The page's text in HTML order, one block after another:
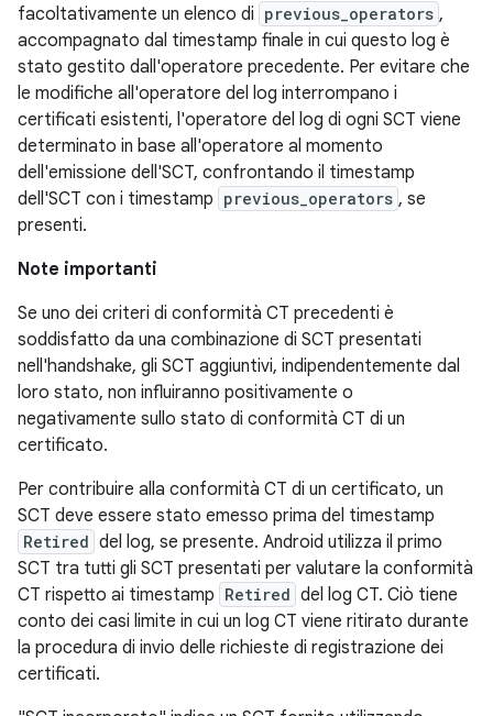
facoltativamente un elenco di previous_operators ,
accompagnato dal timestamp finale in cui questo log è
stato gestito dall'operatore precedente. Per evitare che
le modifiche all'operatore del log interrompano i
certificati esistenti, l'operatore del log di ogni SCT viene
determinato in base all'operatore al momento
dell'emissione dell'SCT, confrontando il timestamp
dell'SCT con i timestamp previous_operators , se
presenti.
Note importanti
Se uno dei criteri di conformità CT precedenti è
soddisfatto da una combinazione di SCT presentati
nell'handshake, gli SCT aggiuntivi, indipendentemente dal
loro stato, non influiranno positivamente o
negativamente sullo stato di conformità CT di un
certificato.
Per contribuire alla conformità CT di un certificato, un
SCT deve essere stato emesso prima del timestamp
Retired del log, se presente. Android utilizza il primo
SCT tra tutti gli SCT presentati per valutare la conformità
CT rispetto ai timestamp Retired del log CT. Ciò tiene
conto dei casi limite in cui un log CT viene ritirato durante
la procedura di invio delle richieste di registrazione dei
certificati.